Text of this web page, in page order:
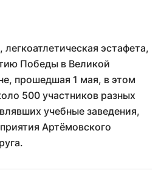
эстафета,
Победы в Великой
прошедшая 1 мая, в этом
500 участников разных
учебные заведения,
Артёмовского